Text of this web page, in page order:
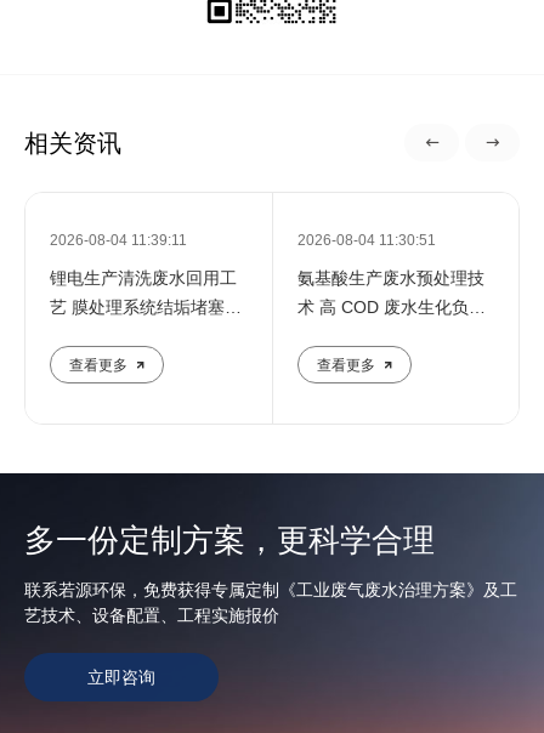
相关资讯
2026-08-04 11:39:11
锂电生产清洗废水回用工
艺 膜处理系统结垢堵塞防
查看更多
2026-08-04 11:30:51
氨基酸生产废水预处理技
术 高 COD 废水生化负荷
查看更多
多一份定制方案，更科学合理
联系若源环保，免费获得专属定制《工业废气废水治理方案》及工
艺技术、设备配置、工程实施报价
立即咨询